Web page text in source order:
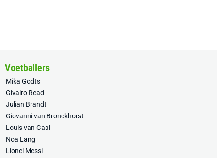
Voetballers
Mika Godts
Givairo Read
Julian Brandt
Giovanni van Bronckhorst
Louis van Gaal
Noa Lang
Lionel Messi